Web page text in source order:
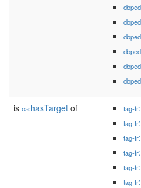
is oa:hasTarget of tag-fr
tag-fr
tag-fr
tag-fr
tag-fr
tag-fr